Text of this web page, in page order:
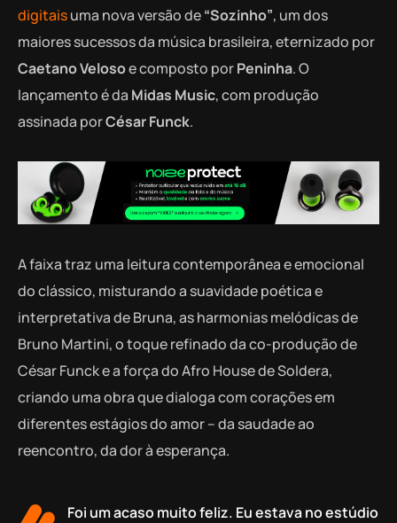
digitaisuma nova versão de“Sozinho”, um dos
maiores sucessos da música brasileira, eternizado por
Caetano Velosoe composto porPeninha. O
lançamento é da Midas Music, com produção
assinada porCésar Funck.
A faixa traz uma leitura contemporânea e emocional
do clássico, misturando a suavidade poética e
interpretativa de Bruna, as harmonias melódicas de
Bruno Martini, o toque refinado da co-produção de
César Funck e a força do Afro House de Soldera,
criando uma obra que dialoga com corações em
diferentes estágios do amor – da saudade ao
reencontro, da dor à esperança.
Foi um acaso muito feliz. Eu estava no estúdio